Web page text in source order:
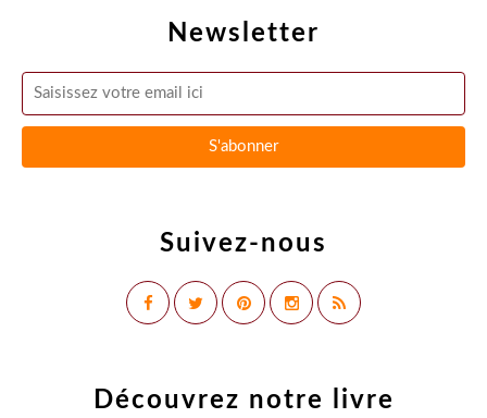
Newsletter
Suivez-nous
Découvrez notre livre